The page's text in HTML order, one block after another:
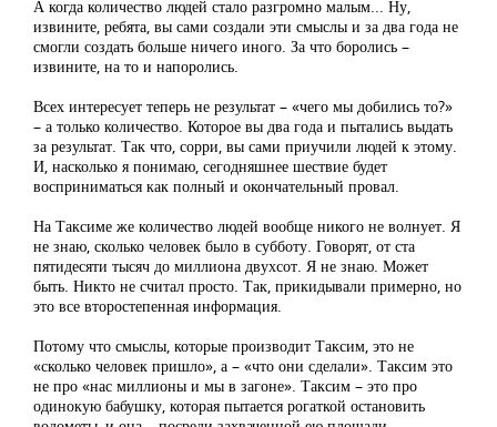
А когда количество людей стало разгромно малым... Ну,
извините, ребята, вы сами создали эти смыслы и за два года не
смогли создать больше ничего иного. За что боролись –
извините, на то и напоролись.
Всех интересует теперь не результат – «чего мы добились то?»
– а только количество. Которое вы два года и пытались выдать
за результат. Так что, сорри, вы сами приучили людей к этому.
И, насколько я понимаю, сегодняшнее шествие будет
восприниматься как полный и окончательный провал.
На Таксиме же количество людей вообще никого не волнует. Я
не знаю, сколько человек было в субботу. Говорят, от ста
пятидесяти тысяч до миллиона двухсот. Я не знаю. Может
быть. Никто не считал просто. Так, прикидывали примерно, но
это все второстепенная информация.
Потому что смыслы, которые производит Таксим, это не
«сколько человек пришло», а – «что они сделали». Таксим это
не про «нас миллионы и мы в загоне». Таксим – это про
одинокую бабушку, которая пытается рогаткой остановить